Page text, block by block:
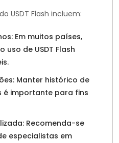
USDT Flash incluem:
Em muitos países,
de USDT Flash
Manter histórico de
importante para fins
Recomenda-se
especialistas em